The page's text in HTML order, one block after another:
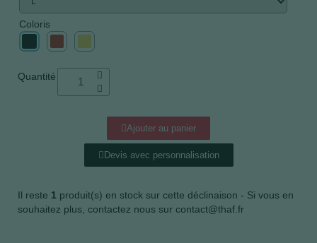
Coloris
Quantité
Ajouter au panier
Devis avec personnalisation
Il reste 1 produit(s) en stock sur cette déclinaison - Si vous en
souhaitez plus, contactez nous sur contact@thaf.fr